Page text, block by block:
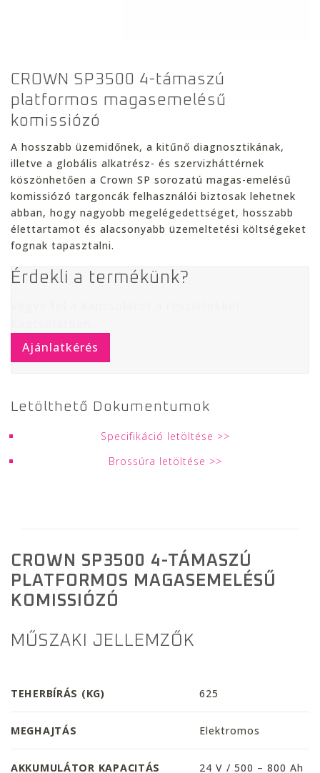
CROWN SP3500 4-támaszú
platformos magasemelésű
komissiózó
A hosszabb üzemidőnek, a kitűnő diagnosztikának,
illetve a globális alkatrész- és szervizháttérnek
köszönhetően a Crown SP sorozatú magas-emelésű
komissiózó targoncák felhasználói biztosak lehetnek
abban, hogy nagyobb megelégedettséget, hosszabb
élettartamot és alacsonyabb üzemeltetési költségeket
fognak tapasztalni.
Érdekli a termékünk?
Ajánlatkérés
Specifikáció letöltése
Brossúra letöltése
CROWN SP3500 4-TÁMASZÚ
PLATFORMOS MAGASEMELÉSŰ
KOMISSIÓZÓ
MŰSZAKI JELLEMZŐK
TEHERBÍRÁS (KG) 625
MEGHAJTÁS Elektromos
AKKUMULÁTOR KAPACITÁS 24 V / 500 – 800 Ah